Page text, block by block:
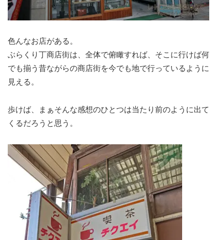
色んなお店がある。
ぶらくり丁商店街は、全体で俯瞰すれば、そこに行けば何
でも揃う昔ながらの商店街を今でも地で行っているように
見える。
歩けば、まぁそんな感想のひとつは当たり前のように出て
くるだろうと思う。